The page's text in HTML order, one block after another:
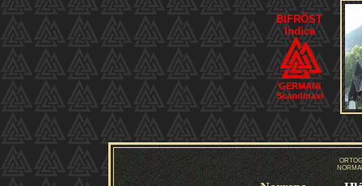
BIFRÖST
Indice
GERMANI
Scandinavi